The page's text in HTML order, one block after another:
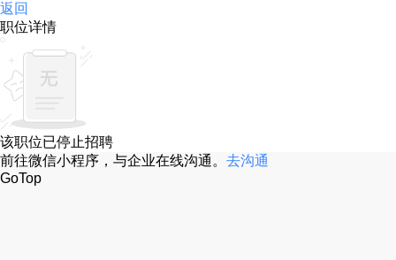
返回
职位详情
该职位已停止招聘
前往微信小程序，与企业在线沟通。 去沟通
GoTop